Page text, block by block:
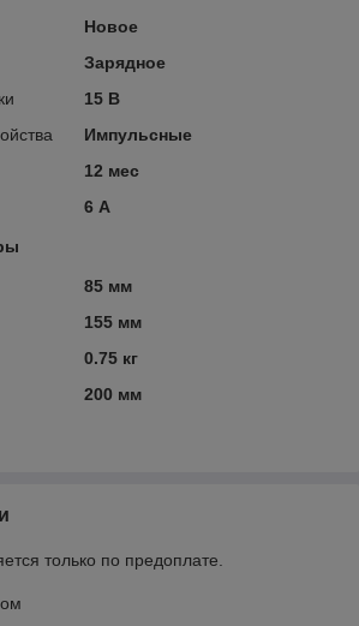
Новое
Зарядное
15 В
Импульсные
12 мес
6 А
85 мм
155 мм
0.75 кг
200 мм
только по предоплате.